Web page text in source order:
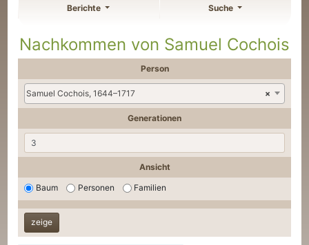
Berichte Suche
Nachkommen von Samuel Cochois
Person
×
Samuel Cochois, 1644–1717
Generationen
Ansicht
Baum Personen Familien